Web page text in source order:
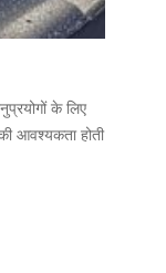
के लिए
आवश्यकता होती